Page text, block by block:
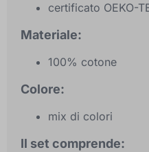
certificato OEKO-
Materiale:
100% cotone
Colore:
mix di colori
Il set comprende: